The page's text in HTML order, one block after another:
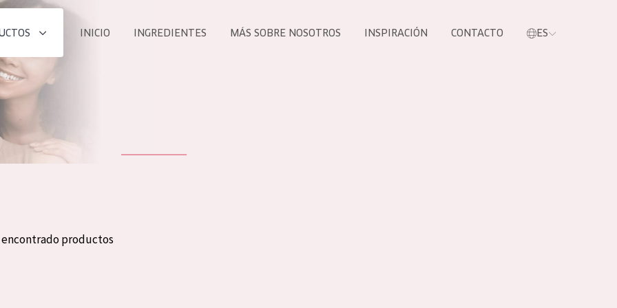
INICIO INGREDIENTES MÁS SOBRE NOSOTROS INSPIRACIÓN CONTACTO ES
encontrado productos